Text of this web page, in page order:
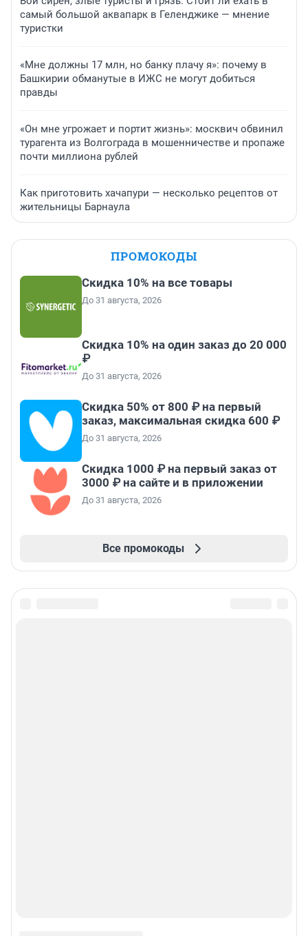
самый большой аквапарк в Геленджике — мнение
туристки
«Мне должны 17 млн, но банку плачу я»: почему в
Башкирии обманутые в ИЖС не могут добиться
правды
«Он мне угрожает и портит жизнь»: москвич обвинил
турагента из Волгограда в мошенничестве и пропаже
почти миллиона рублей
Как приготовить хачапури — несколько рецептов от
жительницы Барнаула
ПРОМОКОДЫ
Скидка 10% на все товары
До 31 августа, 2026
Скидка 10% на один заказ до 20 000
₽
До 31 августа, 2026
Скидка 50% от 800 ₽ на первый
заказ, максимальная скидка 600 ₽
До 31 августа, 2026
Скидка 1000 ₽ на первый заказ от
3000 ₽ на сайте и в приложении
До 31 августа, 2026
Все промокоды